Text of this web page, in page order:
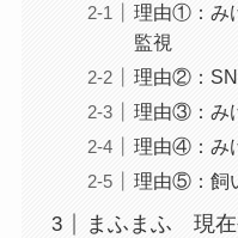
理由①：み
監視
理由②：
理由③：み
理由④：み
理由⑤：飼
まふまふ 現在